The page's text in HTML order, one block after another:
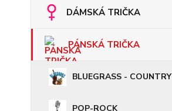
DÁMSKÁ TRIČKA
PÁNSKÁ TRIČKA
BLUEGRASS - COUNTRY
POP-ROCK